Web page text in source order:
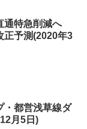
通特急削減へ
正予測(2020年3
・都営浅草線ダ
月5日)